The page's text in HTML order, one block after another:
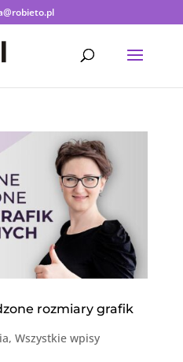
rozmiary grafik
, Wszystkie wpisy